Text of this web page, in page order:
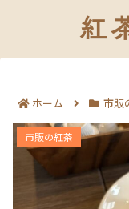
ホーム 市販
成城石井で買える
ーや売り
市販の紅茶